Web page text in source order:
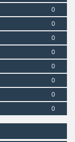
0
0
0
0
0
0
0
0